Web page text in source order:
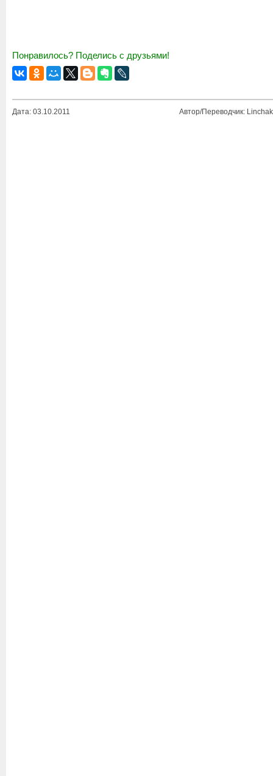
Понравилось? Поделись с друзьями!
Дата: 03.10.2011 Автор/Переводчик: Linchak